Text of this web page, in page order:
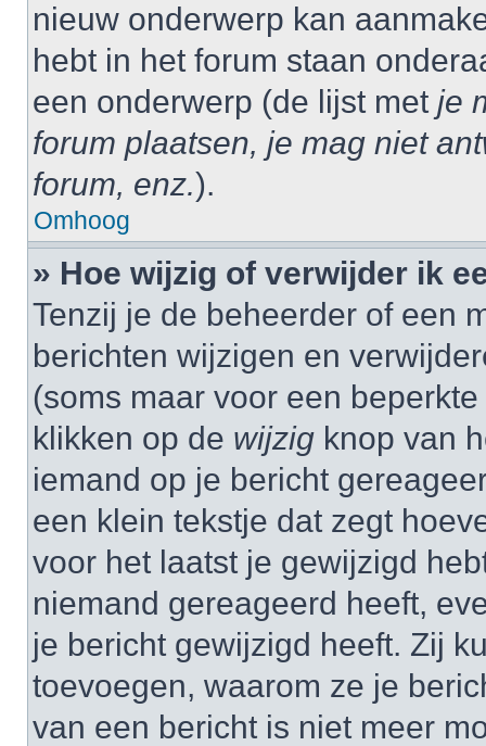
nieuw onderwerp kan
hebt in het forum staan
een onderwerp (de lijst met je
forum plaatsen, je mag niet
forum, enz.).
Omhoog
» Hoe wijzig of verwijder ik
Tenzij je de beheerder of een
berichten wijzigen en
(soms maar voor een
klikken op de wijzig knop van
iemand op je bericht
een klein tekstje dat zegt
voor het laatst je gewijzigd
niemand gereageerd heeft,
je bericht gewijzigd heeft. Zij
toevoegen, waarom ze je
van een bericht is niet meer